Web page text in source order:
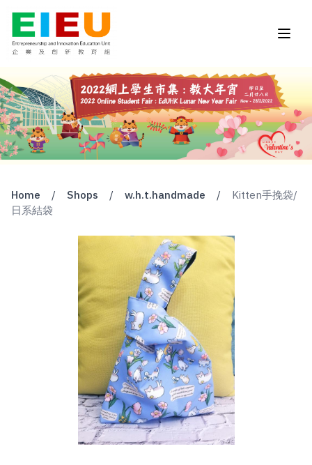
Home / Shops / w.h.t.handmade /
Kitten手挽袋/
日系結袋